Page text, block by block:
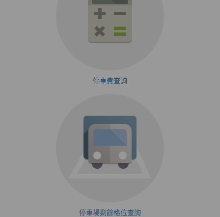
停車費查詢
停車場剩餘格位查詢